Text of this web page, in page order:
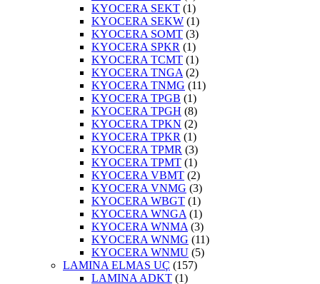
KYOCERA SEKT (1)
KYOCERA SEKW (1)
KYOCERA SOMT (3)
KYOCERA SPKR (1)
KYOCERA TCMT (1)
KYOCERA TNGA (2)
KYOCERA TNMG (11)
KYOCERA TPGB (1)
KYOCERA TPGH (8)
KYOCERA TPKN (2)
KYOCERA TPKR (1)
KYOCERA TPMR (3)
KYOCERA TPMT (1)
KYOCERA VBMT (2)
KYOCERA VNMG (3)
KYOCERA WBGT (1)
KYOCERA WNGA (1)
KYOCERA WNMA (3)
KYOCERA WNMG (11)
KYOCERA WNMU (5)
LAMINA ELMAS UÇ (157)
LAMINA ADKT (1)